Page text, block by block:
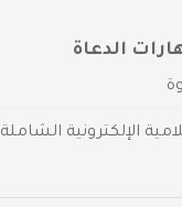
الدعاة
الإلكترونية الشاملة